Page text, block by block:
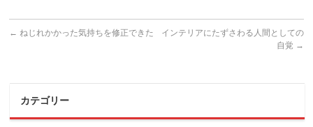
← ねじれかかった気持ちを修正できた
インテリアにたずさわる人間としての
自覚 →
カテゴリー